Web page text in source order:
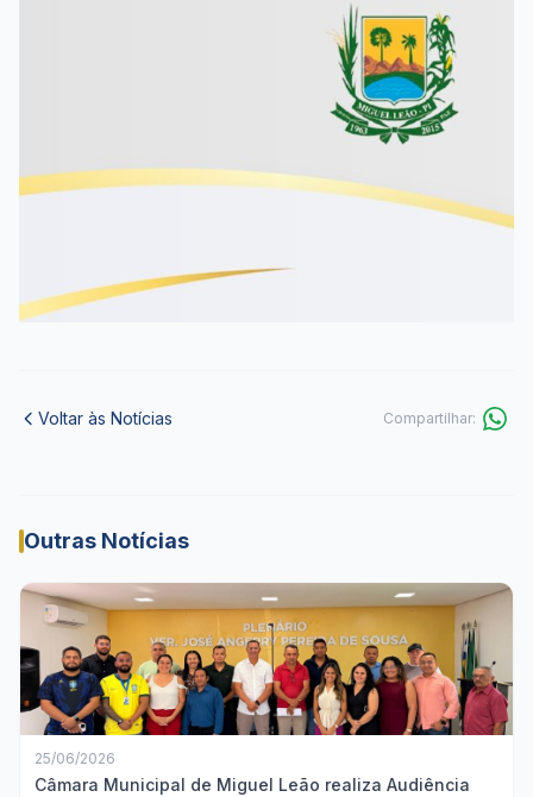
Voltar às Notícias Compartilhar:
Outras Notícias
25/06/2026
Câmara Municipal de Miguel Leão realiza Audiência